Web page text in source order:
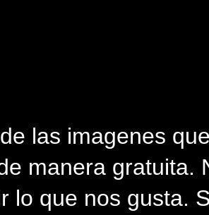
las imagenes
manera gratuita.
lo que nos gusta.